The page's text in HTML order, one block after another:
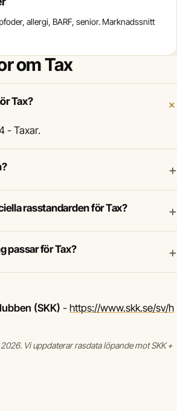
allergi, BARF, senior. Marknadssnitt
om Tax
Tax?
- Taxar.
+
rasstandarden för Tax? +
passar för Tax? +
(SKK) - https://www.skk.se/sv/h
Vi uppdaterar rasdata löpande mot SKK +